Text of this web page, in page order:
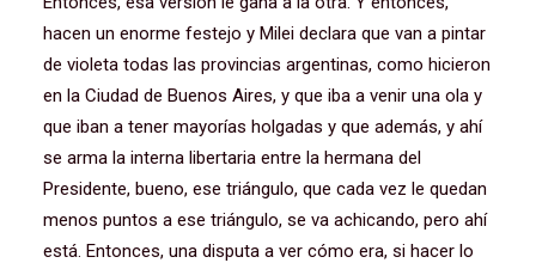
hacen un enorme festejo y Milei declara que van a pintar
de violeta todas las provincias argentinas, como hicieron
en la Ciudad de Buenos Aires, y que iba a venir una ola y
que iban a tener mayorías holgadas y que además, y ahí
se arma la interna libertaria entre la hermana del
Presidente, bueno, ese triángulo, que cada vez le quedan
menos puntos a ese triángulo, se va achicando, pero ahí
está. Entonces, una disputa a ver cómo era, si hacer lo